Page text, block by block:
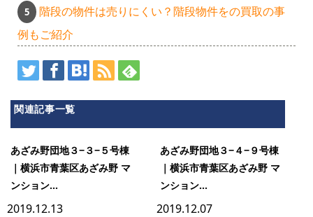
階段の物件は売りにくい？階段物件をの買取の事
例もご紹介
関連記事一覧
あざみ野団地３−３−５号棟
｜横浜市青葉区あざみ野 マ
ンション...
2019.12.13
あざみ野団地３−４−９号棟
｜横浜市青葉区あざみ野 マ
ンション...
2019.12.07